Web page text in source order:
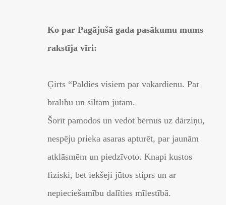
Ko par Pagājušā gada pasākumu mums
rakstīja vīri:
Ģirts “Paldies visiem par vakardienu. Par
brālību un siltām jūtām.
Šorīt pamodos un vedot bērnus uz dārziņu,
nespēju prieka asaras apturēt, par jaunām
atklāsmēm un piedzīvoto. Knapi kustos
fiziski, bet iekšeji jūtos stiprs un ar
nepieciešamību dalīties mīlestībā.